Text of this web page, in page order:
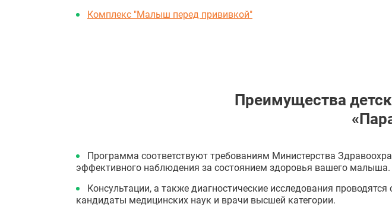
Комплекс "Малыш перед прививкой"
Преимущества
Программа соответствуют требованиям Министерства
эффективного наблюдения за состоянием здоровья вашего малыша.
Консультации, а также диагностические исследования
кандидаты медицинских наук и врачи высшей категории.